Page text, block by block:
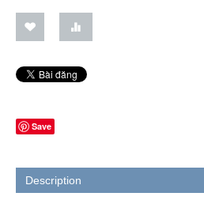
Save
Description